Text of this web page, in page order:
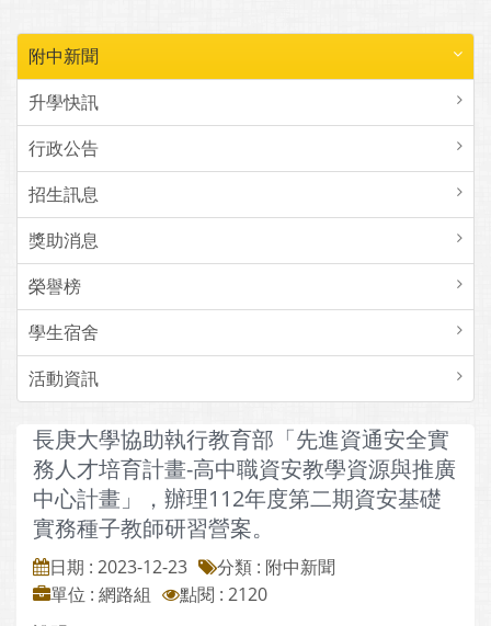
附中新聞
升學快訊
行政公告
招生訊息
獎助消息
榮譽榜
學生宿舍
活動資訊
長庚大學協助執行教育部「先進資通安全實
務人才培育計畫-高中職資安教學資源與推廣
中心計畫」，辦理112年度第二期資安基礎
實務種子教師研習營案。
日期 : 2023-12-23
分類 : 附中新聞
單位 : 網路組
點閱 : 2120